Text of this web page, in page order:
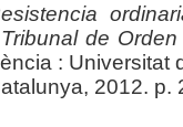
de
:
2012. p.